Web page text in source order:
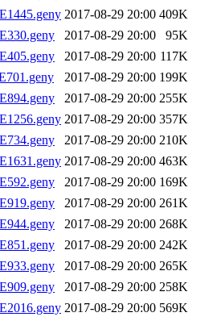
2017-08-29 20:00 409K
2017-08-29 20:00
95K
2017-08-29 20:00 117K
2017-08-29 20:00 199K
2017-08-29 20:00 255K
2017-08-29 20:00 357K
2017-08-29 20:00 210K
2017-08-29 20:00 463K
2017-08-29 20:00 169K
2017-08-29 20:00 261K
2017-08-29 20:00 268K
2017-08-29 20:00 242K
2017-08-29 20:00 265K
2017-08-29 20:00 258K
2017-08-29 20:00 569K